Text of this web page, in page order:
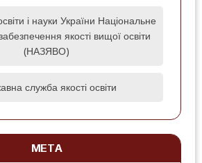
і науки України Національне
якості вищої освіти
(НАЗЯВО)
служба якості освіти
МЕТА